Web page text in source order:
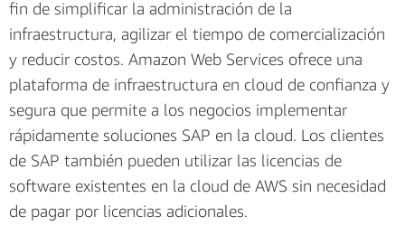
fin de simplificar la administración de la
infraestructura, agilizar el tiempo de comercialización
y reducir costos. Amazon Web Services ofrece una
plataforma de infraestructura en cloud de confianza y
segura que permite a los negocios implementar
rápidamente soluciones SAP en la cloud. Los clientes
de SAP también pueden utilizar las licencias de
software existentes en la cloud de AWS sin necesidad
de pagar por licencias adicionales.